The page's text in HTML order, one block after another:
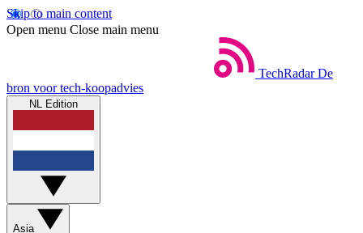
Skip to main content
Open menu Close main menu
TechRadar De
bron voor tech-koopadvies
NL Edition
Asia